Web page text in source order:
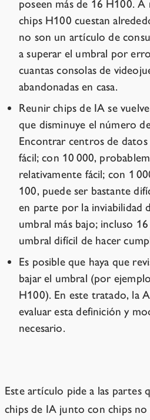
poseen más de 16 H100.
chips H100 cuestan
no son un artículo de
a superar el umbral por
cuantas consolas de
abandonadas en casa.
Reunir chips de IA se
que disminuye el número
Encontrar centros de
fácil; con 10 000,
relativamente fácil; con 1
100, puede ser bastante
en parte por la inviabilidad
umbral más bajo; incluso
umbral difícil de hacer
Es posible que haya que
bajar el umbral (por
H100). En este tratado, la
evaluar esta definición y
necesario.
Este artículo pide a las partes
chips de IA junto con chips no